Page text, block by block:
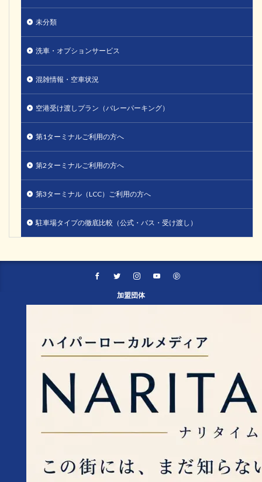
未分類
洗車・オプションサービス
混雑情報・空車状況
空港受け渡しプラン（バレーパーキング）
第1ターミナルご利用の方へ
第2ターミナルご利用の方へ
第3ターミナル（LCC）ご利用の方へ
駐車場タイプの徹底比較（公式・バス・受け渡し）
加盟団体